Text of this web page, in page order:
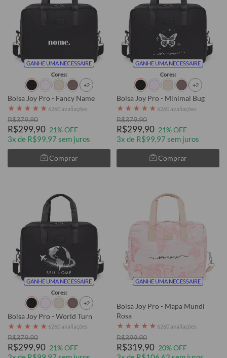
GANHE UMA NECESSAIRE
Cores:
+2
Bolsa Joy Pro - Fancy Name
★ ★ ★ ★ ★ 6260 avaliações
R$379,90
R$299,90 21% OFF
3x de R$99,97 sem juros
Comprar
GANHE UMA NECESSAIRE
Cores:
+2
Bolsa Joy Pro - Minimal Bug
★ ★ ★ ★ ★ 6260 avaliações
R$379,90
R$299,90 21% OFF
3x de R$99,97 sem juros
Comprar
GANHE UMA NECESSAIRE
Cores:
+2
Bolsa Joy Pro - World Turn
★ ★ ★ ★ ★ 6260 avaliações
R$379,90
R$299,90 21% OFF
GANHE UMA NECESSAIRE
Bolsa Joy Pro - Mapa Mundi
Rosa
★ ★ ★ ★ ★ 6260 avaliações
R$399,90
R$319,90 20% OFF